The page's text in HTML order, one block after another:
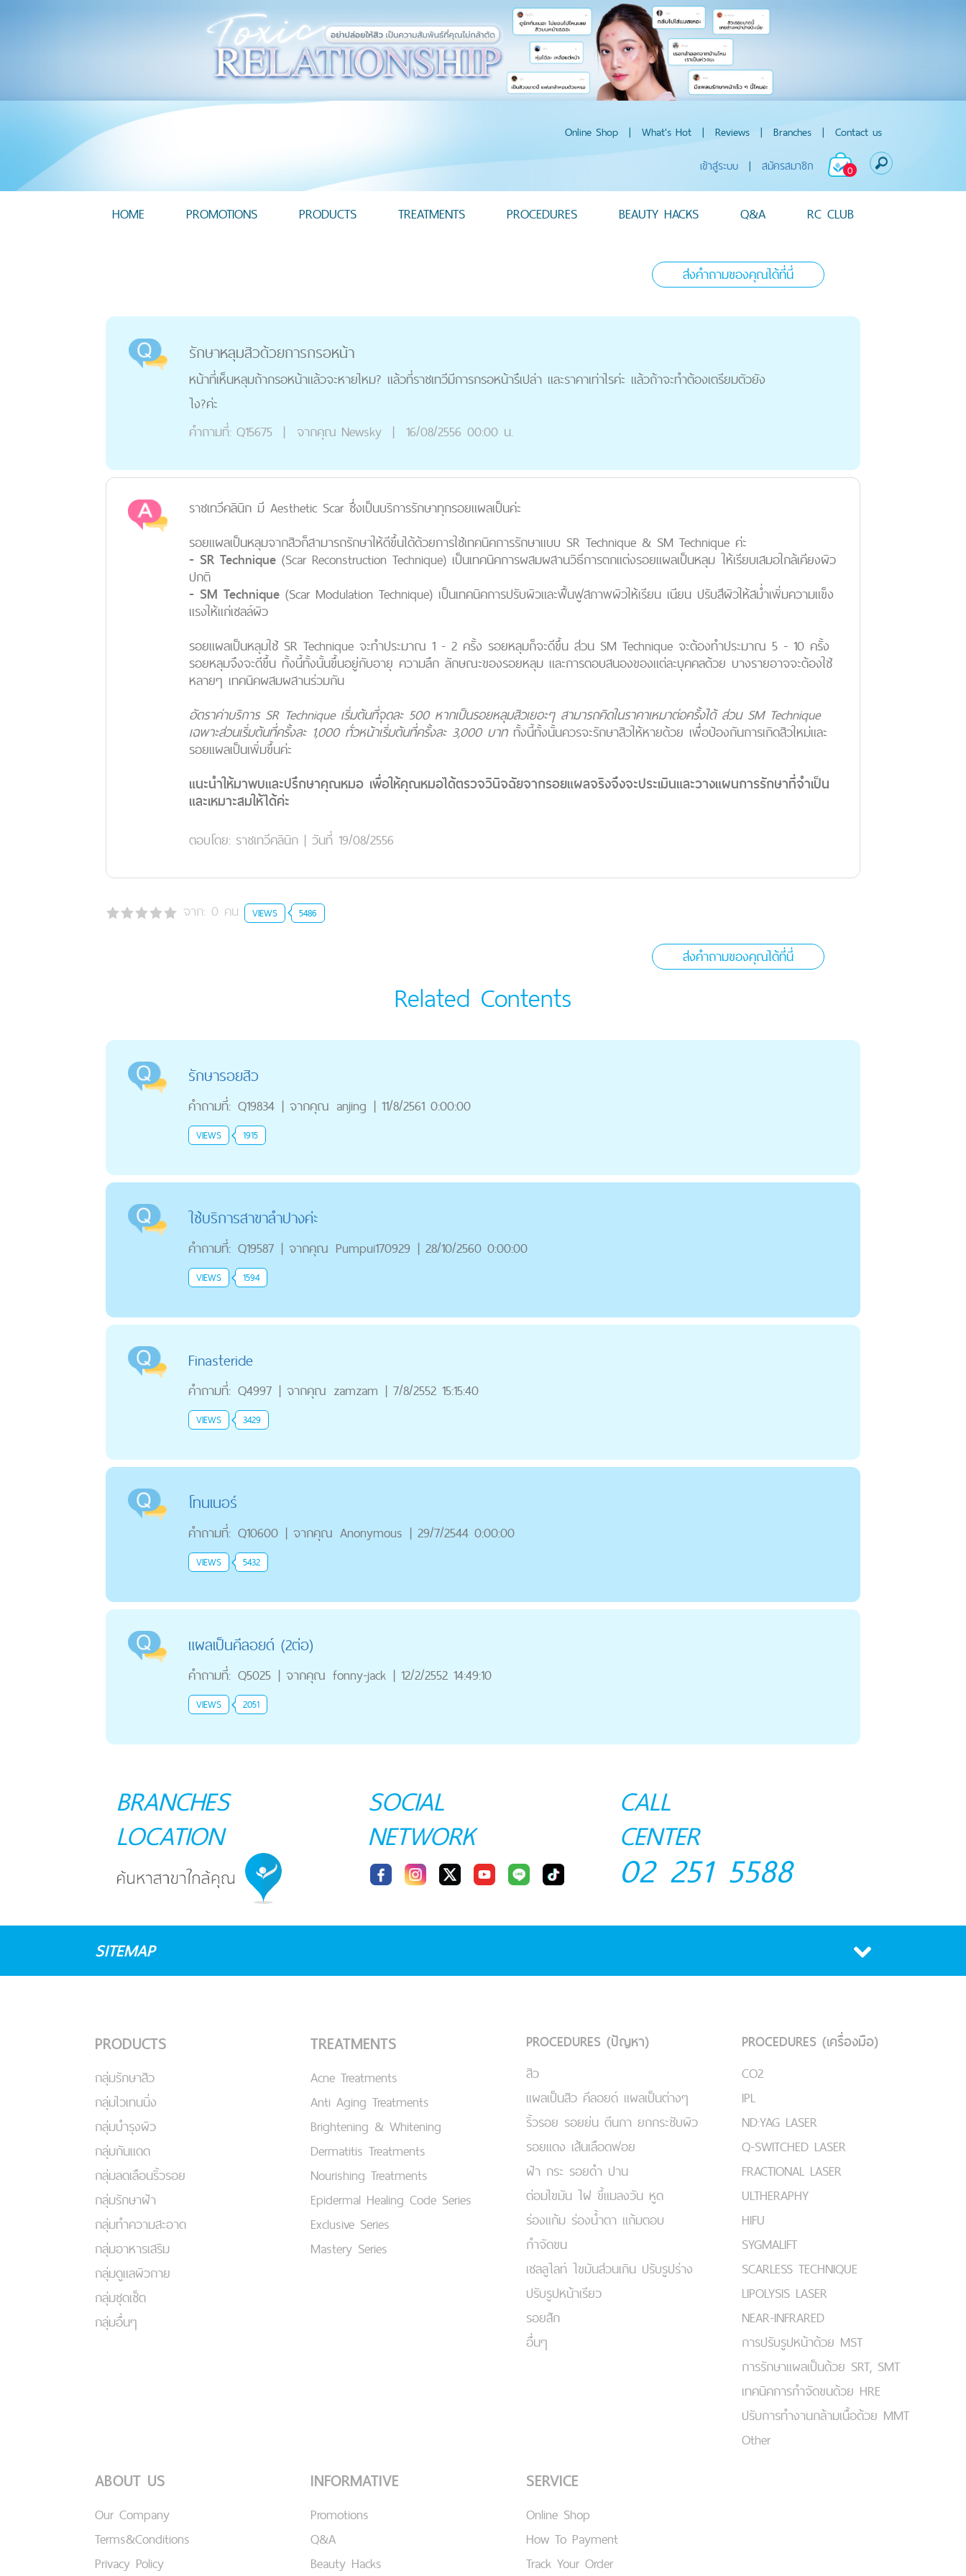
Online Shop | What's Hot | Reviews | Branches | Contact us
0
เข้าสู่ระบบ | สมัครสมาชิก
HOME PROMOTIONS PRODUCTS TREATMENTS PROCEDURES BEAUTY HACKS Q&A RC CLUB
ส่งคำถามของคุณได้ที่นี่
รักษาหลุมสิวด้วยการกรอหน้า
หน้าที่เห็นหลุมถ้ากรอหน้าแล้วจะหายไหม? แล้วที่ราชเทวีมีการกรอหน้ารึเปล่า และราคาเท่าไรค่ะ แล้วถ้าจะทำต้องเตรียมตัวยัง
ไง?ค่ะ
คำถามที่: Q15675 | จากคุณ Newsky | 16/08/2556 00:00 น.
ราชเทวีคลินิก มี Aesthetic Scar ซึ่งเป็นบริการรักษาทุกรอยแผลเป็นค่ะ
รอยแผลเป็นหลุมจากสิวก็สามารถรักษาให้ดีขึ้นได้ด้วยการใช้เทคนิคการรักษาแบบ SR Technique & SM Technique ค่ะ
- SR Technique(Scar Reconstruction Technique) เป็นเทคนิคการผสมผสานวิธีการตกแต่งรอยแผลเป็นหลุม ให้เรียบเสมอใกล้เคียงผิว
ปกติ
- SM Technique(Scar Modulation Technique) เป็นเทคนิคการปรับผิวและฟื้นฟูสภาพผิวให้เรียน เนียน ปรับสีผิวให้สม่ำเพิ่มความแข็ง
แรงให้แก่เซลล์ผิว
รอยแผลเป็นหลุมใช้ SR Technique จะทำประมาณ 1 - 2 ครั้ง รอยหลุมก็จะดีขึ้น ส่วน SM Technique จะต้องทำประมาณ 5 - 10 ครั้ง
รอยหลุมจึงจะดีขึ้น ทั้งนี้ทั้งนั้นขึ้นอยู่กับอายุ ความลึก ลักษณะของรอยหลุม และการตอบสนองของแต่ละบุคคลด้วย บางรายอาจจะต้องใช้
หลายๆ เทคนิคผสมผสานร่วมกัน
อัตราค่าบริการ SR Technique เริ่มต้นที่จุดละ 500 หากเป็นรอยหลุมสิวเยอะๆ สามารถคิดในราคาเหมาต่อครั้งได้ ส่วน SM Technique
เฉพาะส่วนเริ่มต้นที่ครั้งละ 1,000 ทั่วหน้าเริ่มต้นที่ครั้งละ 3,000 บาททั้งนี้ทั้งนั้นควรจะรักษาสิวให้หายด้วย เพื่อป้องกันการเกิดสิวใหม่และ
รอยแผลเป็นเพิ่มขึ้นค่ะ
แนะนำให้มาพบและปรึกษาคุณหมอ เพื่อให้คุณหมอได้ตรวจวินิจฉัยจากรอยแผลจริงจึงจะประเมินและวางแผนการรักษาที่จำเป็น
และเหมาะสมให้ได้ค่ะ
ตอบโดย: ราชเทวีคลินิก | วันที่ 19/08/2556
จาก: 0 คน VIEWS 5486
ส่งคำถามของคุณได้ที่นี่
Related Contents
รักษารอยสิว
คำถามที่: Q19834 | จากคุณ anjing | 11/8/2561 0:00:00
VIEWS 1915
ใช้บริการสาขาลำปางค่ะ
คำถามที่: Q19587 | จากคุณ Pumpui170929 | 28/10/2560 0:00:00
VIEWS 1594
Finasteride
คำถามที่: Q4997 | จากคุณ zamzam | 7/8/2552 15:15:40
VIEWS 3429
โทนเนอร์
คำถามที่: Q10600 | จากคุณ Anonymous | 29/7/2544 0:00:00
VIEWS 5432
แผลเป็นคีลอยด์ (2ต่อ)
คำถามที่: Q5025 | จากคุณ fonny-jack | 12/2/2552 14:49:10
VIEWS 2051
BRANCHES
LOCATION
SOCIAL
NETWORK
CALL
CENTER
02 251 5588
SITEMAP
PRODUCTS
กลุ่มรักษาสิว
กลุ่มไวเทนนิ่ง
กลุ่มบำรุงผิว
กลุ่มกันแดด
กลุ่มลดเลือนริ้วรอย
กลุ่มรักษาฝ้า
กลุ่มทำความสะอาด
กลุ่มอาหารเสริม
กลุ่มดูแลผิวกาย
กลุ่มชุดเซ็ต
กลุ่มอื่นๆ
TREATMENTS
Acne Treatments
Anti Aging Treatments
Brightening & Whitening
Dermatitis Treatments
Nourishing Treatments
Epidermal Healing Code Series
Exclusive Series
Mastery Series
PROCEDURES (ปัญหา)
สิว
แผลเป็นสิว คีลอยด์ แผลเป็นต่างๆ
ริ้วรอย รอยย่น ตีนกา ยกกระชับผิว
รอยแดง เส้นเลือดฟอย
ฝ้า กระ รอยดำ ปาน
ต่อมไขมัน ไฝ ขี้แมลงวัน หูด
ร่องแก้ม ร่องน้ำตา แก้มตอบ
กำจัดขน
เชลลูไลท์ ไขมันส่วนเกิน ปรับรูปร่าง
ปรับรูปหน้าเรียว
รอยสัก
อื่นๆ
PROCEDURES (เครื่องมือ)
CO2
IPL
ND:YAG LASER
Q-SWITCHED LASER
FRACTIONAL LASER
ULTHERAPHY
HIFU
SYGMALIFT
SCARLESS TECHNIQUE
LIPOLYSIS LASER
NEAR-INFRARED
การปรับรูปหน้าด้วย MST
การรักษาแผลเป็นด้วย SRT, SMT
เทคนิคการกำจัดขนด้วย HRE
ปรับการทำงานกล้ามเนื้อด้วย MMT
Other
ABOUT US
Our Company
Terms&Conditions
Privacy Policy
INFORMATIVE
Promotions
Q&A
Beauty Hacks
SERVICE
Online Shop
How To Payment
Track Your Order